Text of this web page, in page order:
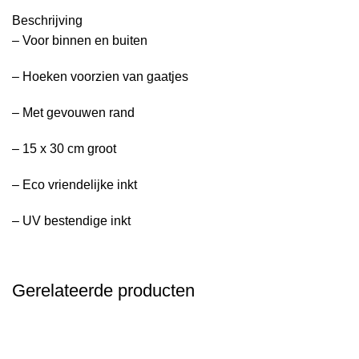
Beschrijving
– Voor binnen en buiten
– Hoeken voorzien van gaatjes
– Met gevouwen rand
– 15 x 30 cm groot
– Eco vriendelijke inkt
– UV bestendige inkt
Gerelateerde producten